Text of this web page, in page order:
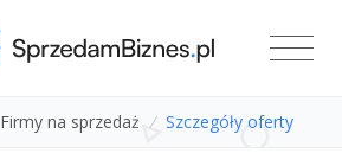
Firmy na sprzedaż / Szczegóły oferty